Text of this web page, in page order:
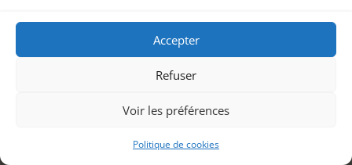
Accepter
Refuser
Voir les préférences
Politique de cookies
Quel autre jour pouvais-je choisir pour vous
présenter enfin LE premier livre de mon cru en...